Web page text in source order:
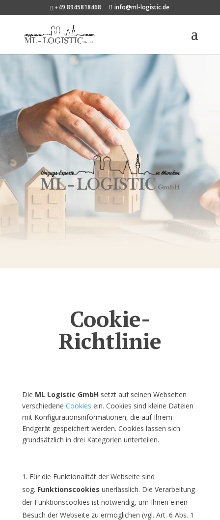
+49 8945818468 info@ml-logistic.de
Cookie-
Richtlinie
Die ML Logistic GmbH setzt auf seinen Webseiten
verschiedene Cookies ein. Cookies sind kleine Dateien
mit Konfigurationsinformationen, die auf Ihrem
Endgerät gespeichert werden. Cookies lassen sich
grundsätzlich in drei Kategorien unterteilen.
Für die Funktionalität der Webseite sind
sog. Funktionscookies unerlässlich. Die Verarbeitung
der Funktionscookies ist notwendig, um Ihnen einen
Besuch der Webseite zu ermöglichen (vgl. Art. 6 Abs. 1